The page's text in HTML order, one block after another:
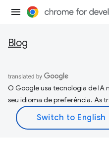
Blog
O Google usa tecnologia de IA
seu idioma de preferência. As